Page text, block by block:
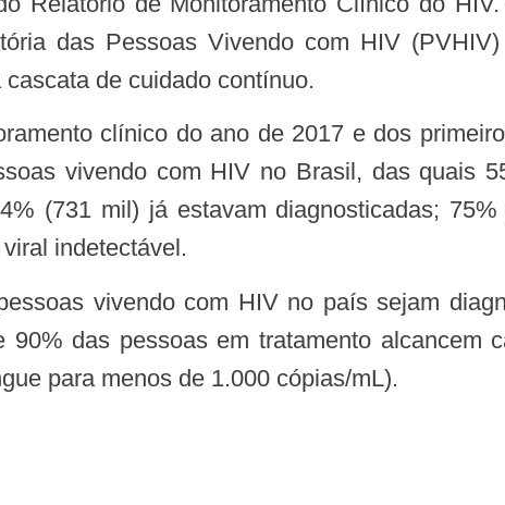
das Pessoas Vivendo com HIV
de cuidado contínuo.
vivendo com HIV no Brasil, das quais
(731 mil) já estavam diagnosticadas;
indetectável.
das pessoas em tratamento alcancem
para menos de 1.000 cópias/mL).